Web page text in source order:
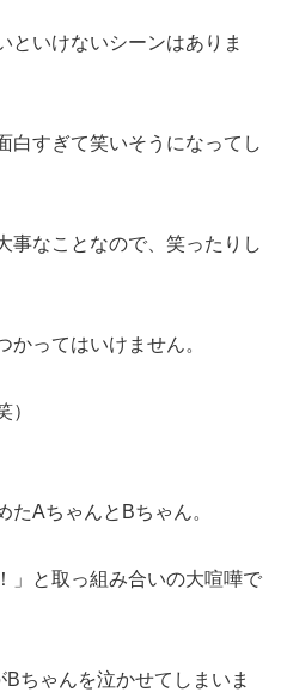
といけないシーンはありま
白すぎて笑いそうになってし
事なことなので、笑ったりし
ってはいけません。
）
たAちゃんとBちゃん。
」と取っ組み合いの大喧嘩で
ちゃんを泣かせてしまいま